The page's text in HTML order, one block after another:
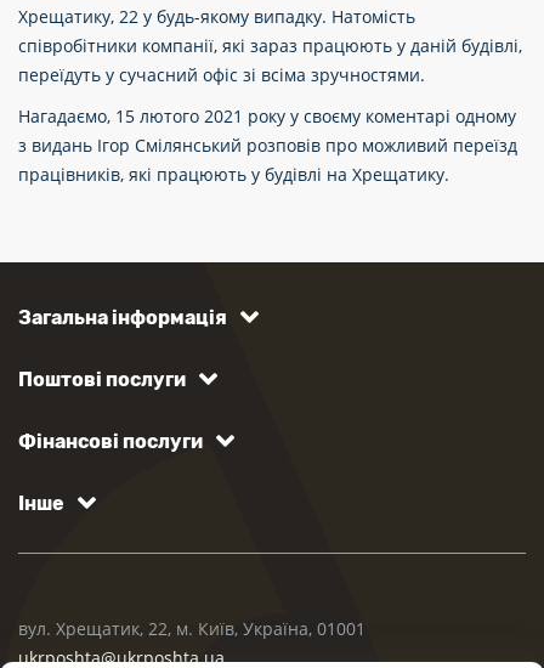
Хрещатику, 22 у будь-якому випадку. Натомість
співробітники компанії, які зараз працюють у даній будівлі,
переїдуть у сучасний офіс зі всіма зручностями.
Нагадаємо, 15 лютого 2021 року у своєму коментарі одному
з видань Ігор Смілянський розповів про можливий переїзд
працівників, які працюють у будівлі на Хрещатику.
Загальна інформація
Поштові послуги
Фінансові послуги
Інше
вул. Хрещатик, 22, м. Київ, Україна, 01001
ukrposhta@ukrposhta.ua